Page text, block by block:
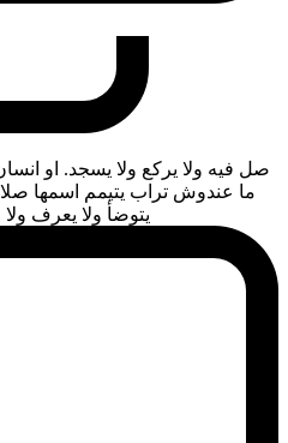
صل فيه ولا يركع ولا يسجد. او
ما عندوش تراب يتيمم اسمها
يتوضأ ولا يعرف